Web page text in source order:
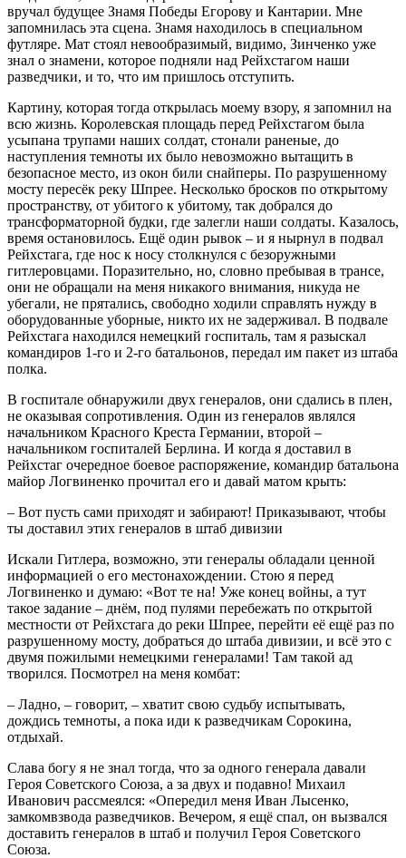
вручал будущее Знамя Победы Егорову и Кантарии. Мне
запомнилась эта сцена. Знамя находилось в специальном
футляре. Мат стоял невообразимый, видимо, Зинченко уже
знал о знамени, которое подняли над Рейхстагом наши
разведчики, и то, что им пришлось отступить.
Картину, которая тогда открылась моему взору, я запомнил на
всю жизнь. Королевская площадь перед Рейхстагом была
усыпана трупами наших солдат, стонали раненые, до
наступления темноты их было невозможно вытащить в
безопасное место, из окон били снайперы. По разрушенному
мосту пересёк реку Шпрее. Несколько бросков по открытому
пространству, от убитого к убитому, так добрался до
трансформаторной будки, где залегли наши солдаты. Kазалось,
время остановилось. Ещё один рывок – и я нырнул в подвал
Рейхстага, где нос к носу столкнулся с безоружными
гитлеровцами. Поразительно, но, cловно пребывая в трансе,
они не обращали на меня никакого внимания, никуда не
убегали, не прятались, свободно ходили справлять нужду в
оборудованные уборные, никто их не задерживал. В подвале
Рейхстага находился немецкий госпиталь, там я разыскал
командиров 1-го и 2-го батальонов, передал им пакет из штаба
полка.
В госпитале обнаружили двух генералов, они сдались в плен,
не оказывая сопротивления. Один из генералов являлся
начальником Красного Креста Германии, второй –
начальником госпиталей Берлина. И когда я доставил в
Рейхстаг очередное боевое распоряжение, командир батальона
майор Логвиненко прочитал его и давай матом крыть:
– Вот пусть сами приходят и забирают! Приказывают, чтобы
ты доставил этих генералов в штаб дивизии
Искали Гитлера, возможно, эти генералы обладали ценной
информацией о его местонахождении. Cтою я перед
Логвиненко и думаю: «Вот те на! Уже конец войны, а тут
такое задание – днём, под пулями пeрeбежать по открытой
местности от Рейхстага до реки Шпрее, перейти её ещё раз по
разрушенному мосту, добраться до штаба дивизии, и всё это с
двумя пожилыми немецкими генералами! Там такой ад
творился. Посмотрел на меня комбат:
– Ладно, – говорит, – xватит свою судьбу испытывать,
дождись темноты, а пока иди к разведчикам Сорокина,
отдыхай.
Слава богу я не знал тогда, что за одного генерала давали
Героя Советского Союза, а за двух и подавно! Михаил
Иванович рассмеялся: «Опередил меня Иван Лысенко,
замкомвзвода разведчиков. Вечером, я ещё спал, oн вызвался
доставить генералов в штаб и получил Героя Советского
Союза.